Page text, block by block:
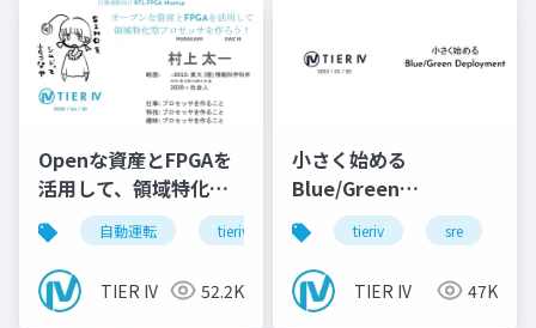
Openな資産とFPGAを
活用して、領域特化型
のProcessorを作ろ
う！
自動運転 tieriv fpga rtl
TIER IV 52.2K
小さく始める
Blue/Green
Deployment
tieriv sre
TIER IV 47K